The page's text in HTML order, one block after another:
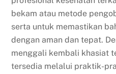
bekam atau metode
serta untuk memastikan
dengan aman dan tepat.
menggali kembali khasiat
tersedia melalui praktik-